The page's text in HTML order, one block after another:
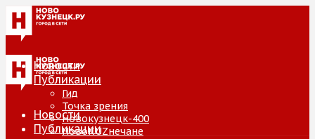
Новости
Публикации
Гид
Точка зрения
Новокузнецк-400
НовоKUZнечане
Новости
Публикации